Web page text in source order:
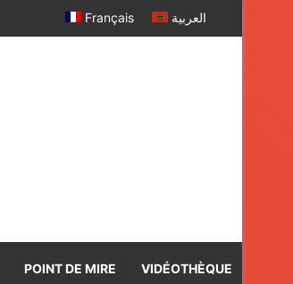
Français العربية
POINT DE MIRE VIDÉOTHÈQUE